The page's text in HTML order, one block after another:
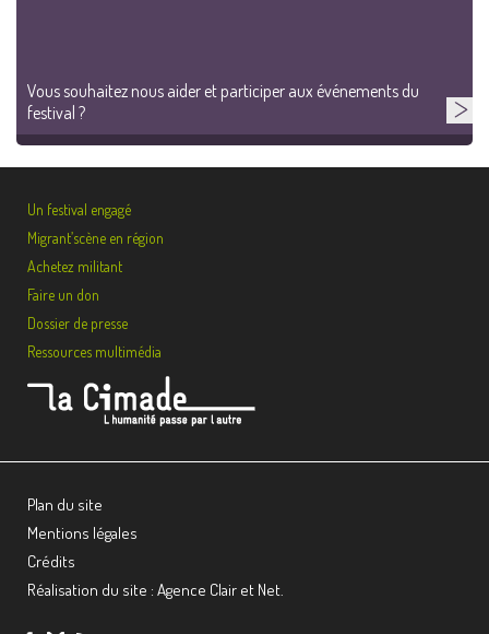
Vous souhaitez nous aider et participer aux événements du
festival ?
Un festival engagé
Migrant’scène en région
Achetez militant
Faire un don
Dossier de presse
Ressources multimédia
Plan du site
Mentions légales
Crédits
Réalisation du site : Agence Clair et Net.